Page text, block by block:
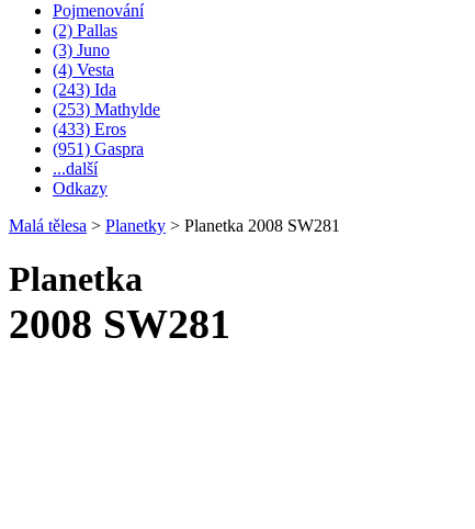
Pojmenování
(2) Pallas
(3) Juno
(4) Vesta
(243) Ida
(253) Mathylde
(433) Eros
(951) Gaspra
...další
Odkazy
Malá tělesa > Planetky > Planetka 2008 SW281
Planetka
2008 SW281